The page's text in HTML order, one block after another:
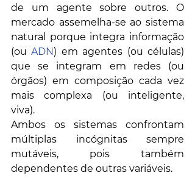
de um agente sobre outros. O
mercado assemelha-se ao sistema
natural porque integra informação
(ou ADN) em agentes (ou células)
que se integram em redes (ou
órgãos) em composição cada vez
mais complexa (ou inteligente,
viva).
Ambos os sistemas confrontam
múltiplas incógnitas sempre
mutáveis, pois também
dependentes de outras variáveis.